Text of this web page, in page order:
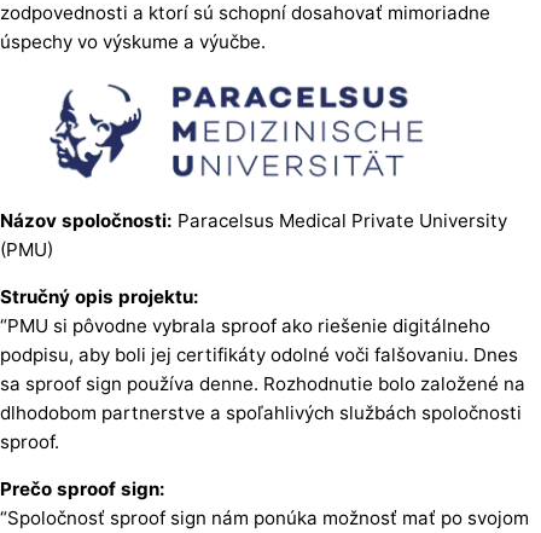
zodpovednosti a ktorí sú schopní dosahovať mimoriadne
úspechy vo výskume a výučbe.
Názov spoločnosti: Paracelsus Medical Private University
(PMU)
Stručný opis projektu:
“PMU si pôvodne vybrala sproof ako riešenie digitálneho
podpisu, aby boli jej certifikáty odolné voči falšovaniu. Dnes
sa sproof sign používa denne. Rozhodnutie bolo založené na
dlhodobom partnerstve a spoľahlivých službách spoločnosti
sproof.
Prečo sproof sign:
“Spoločnosť sproof sign nám ponúka možnosť mať po svojom